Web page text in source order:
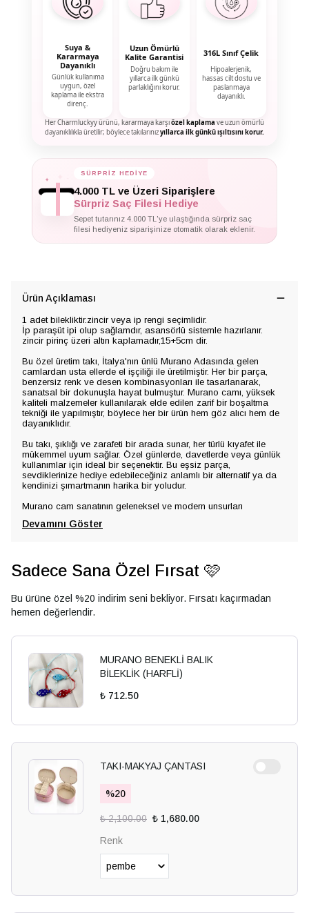
Suya &
Kararmaya
Dayanıklı
Günlük kullanıma
uygun, özel
kaplama ile ekstra
direnç.
Uzun Ömürlü
Kalite Garantisi
Doğru bakım ile
yıllarca ilk günkü
parlaklığını korur.
316L Sınıf Çelik
Hipoalerjenik,
hassas cilt dostu ve
paslanmaya
dayanıklı.
Her Charmluckyy ürünü, kararmaya karşıözel kaplama ve uzun ömürlü
dayanıklılıkla üretilir; böylece takılarınızyıllarca ilk günkü ışıltısını korur.
✦ ✦
SÜRPRİZ HEDİYE
4.000 TL ve Üzeri Siparişlere
Sürpriz Saç Filesi Hediye
Sepet tutarınız 4.000 TL'ye ulaştığında sürpriz saç
filesi hediyeniz siparişinize otomatik olarak eklenir.
Ürün Açıklaması
1 adet bilekliktir.zincir veya ip rengi seçimlidir.
İp paraşüt ipi olup sağlamdır, asansörlü sistemle hazırlanır.
zincir pirinç üzeri altın kaplamadır,15+5cm dir.
Bu özel üretim takı, İtalya'nın ünlü Murano Adasında gelen
camlardan usta ellerde el işçiliği ile üretilmiştir. Her bir parça,
benzersiz renk ve desen kombinasyonları ile tasarlanarak,
sanatsal bir dokunuşla hayat bulmuştur. Murano camı, yüksek
kaliteli malzemeler kullanılarak elde edilen zarif bir boşaltma
tekniği ile yapılmıştır, böylece her bir ürün hem göz alıcı hem de
dayanıklıdır.
Bu takı, şıklığı ve zarafeti bir arada sunar, her türlü kıyafet ile
mükemmel uyum sağlar. Özel günlerde, davetlerde veya günlük
kullanımlar için ideal bir seçenektir. Bu eşsiz parça,
sevdiklerinize hediye edebileceğiniz anlamlı bir alternatif ya da
kendinizi şımartmanın harika bir yoludur.
Murano cam sanatının geleneksel ve modern unsurları
Devamını Göster
Sadece Sana Özel Fırsat 🩷
Bu ürüne özel %20 indirim seni bekliyor. Fırsatı kaçırmadan
hemen değerlendir.
MURANO BENEKLİ BALIK
BİLEKLİK (HARFLİ)
₺ 712.50
TAKI-MAKYAJ ÇANTASI
%20
₺ 2,100.00 ₺ 1,680.00
Renk